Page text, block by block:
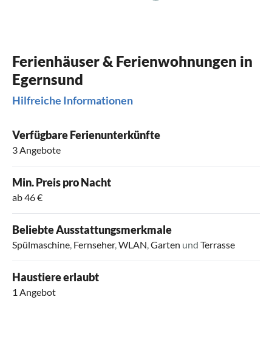
Ferienhäuser & Ferienwohnungen in
Egernsund
Hilfreiche Informationen
Verfügbare Ferienunterkünfte
3 Angebote
Min. Preis pro Nacht
ab 46 €
Beliebte Ausstattungsmerkmale
Spülmaschine Fernseher, WLAN Garten und Terrasse
Haustiere erlaubt
1 Angebot